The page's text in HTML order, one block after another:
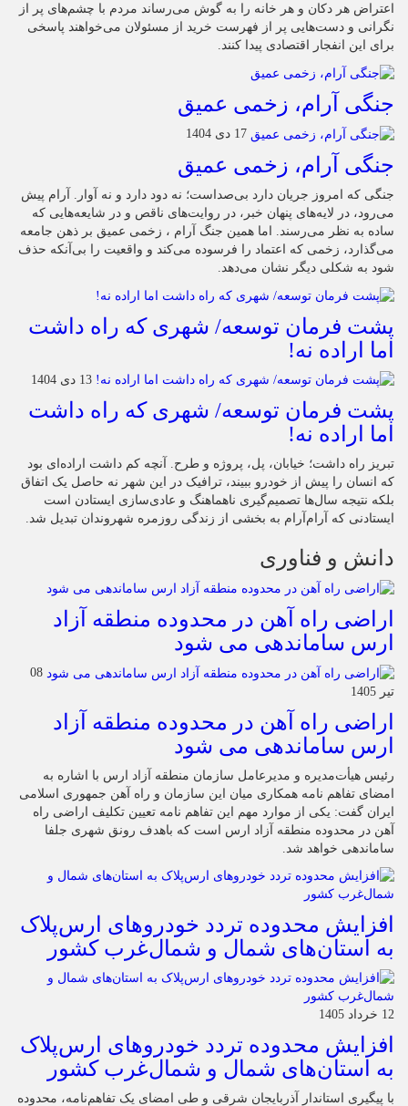
اعتراض هر دکان و هر خانه را به گوش می‌رساند مردم با چشم‌های پر از
نگرانی و دست‌هایی پر از فهرست خرید از مسئولان می‌خواهند پاسخی
برای این انفجار اقتصادی پیدا کنند.
جنگی آرام، زخمی عمیق
17 دی 1404
جنگی آرام، زخمی عمیق
جنگی که امروز جریان دارد بی‌صداست؛ نه دود دارد و نه آوار. آرام پیش
می‌رود، در لایه‌های پنهان خبر، در روایت‌های ناقص و در شایعه‌هایی که
ساده به نظر می‌رسند. اما همین جنگ آرام ، زخمی عمیق بر ذهن جامعه
می‌گذارد، زخمی که اعتماد را فرسوده می‌کند و واقعیت را بی‌آنکه حذف
شود به شکلی دیگر نشان می‌دهد.
پشت فرمان توسعه/ شهری که راه داشت
اما اراده نه!
13 دی 1404
پشت فرمان توسعه/ شهری که راه داشت
اما اراده نه!
تبریز راه داشت؛ خیابان، پل، پروژه و طرح. آنچه کم داشت اراده‌ای بود
که انسان را پیش از خودرو ببیند، ترافیک در این شهر نه حاصل یک اتفاق
بلکه نتیجه سال‌ها تصمیم‌گیری ناهماهنگ و عادی‌سازی ایستادن است
ایستادنی که آرام‌آرام به بخشی از زندگی روزمره شهروندان تبدیل شد.
دانش و فناوری
اراضی راه آهن در محدوده منطقه آزاد
ارس ساماندهی می شود
08
تیر 1405
اراضی راه آهن در محدوده منطقه آزاد
ارس ساماندهی می شود
رئیس هیأت‌مدیره و مدیرعامل سازمان منطقه آزاد ارس با اشاره به
امضای تفاهم نامه همکاری میان این سازمان و راه آهن جمهوری اسلامی
ایران گفت: یکی از موارد مهم این تفاهم نامه تعیین تکلیف اراضی راه
آهن در محدوده منطقه آزاد ارس است که باهدف رونق شهری جلفا
ساماندهی خواهد شد.
افزایش محدوده تردد خودروهای ارس‌پلاک
به استان‌های شمال و شمال‌غرب کشور
12 خرداد 1405
افزایش محدوده تردد خودروهای ارس‌پلاک
به استان‌های شمال و شمال‌غرب کشور
با پیگیری استاندار آذربایجان شرقی و طی امضای یک تفاهم‌نامه، محدوده